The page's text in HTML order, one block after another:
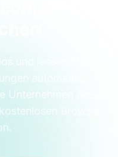
und lassen Sie sich
automatisch
Unternehmen direkt
Browser-